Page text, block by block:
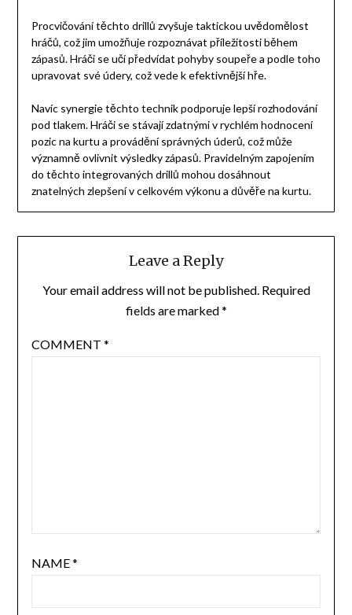
Procvičování těchto drillů zvyšuje taktickou uvědomělost
hráčů, což jim umožňuje rozpoznávat příležitosti během
zápasů. Hráči se učí předvídat pohyby soupeře a podle toho
upravovat své údery, což vede k efektivnější hře.
Navíc synergie těchto technik podporuje lepší rozhodování
pod tlakem. Hráči se stávají zdatnými v rychlém hodnocení
pozic na kurtu a provádění správných úderů, což může
významně ovlivnit výsledky zápasů. Pravidelným zapojením
do těchto integrovaných drillů mohou dosáhnout
znatelných zlepšení v celkovém výkonu a důvěře na kurtu.
Leave a Reply
Your email address will not be published. Required
fields are marked*
COMMENT *
NAME*